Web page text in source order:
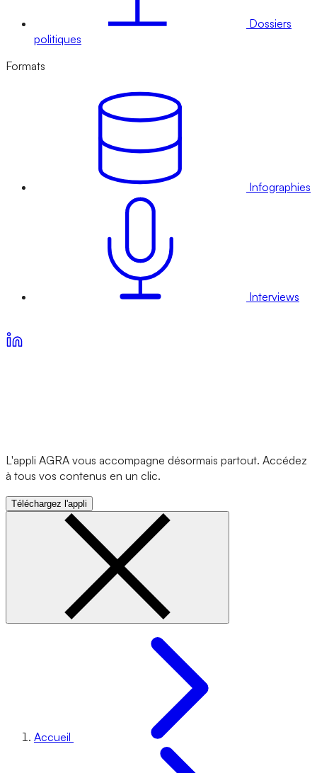
Dossiers
politiques
Formats
Infographies
Interviews
L'appli AGRA vous accompagne désormais partout. Accédez
à tous vos contenus en un clic.
Téléchargez l'appli
Accueil